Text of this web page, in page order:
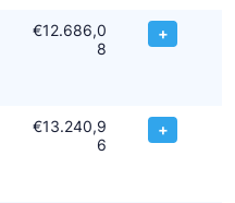
€12.686,0
8
+
€13.240,9
6
+